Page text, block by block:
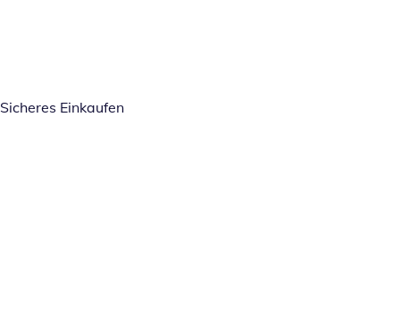
Sicheres Einkaufen